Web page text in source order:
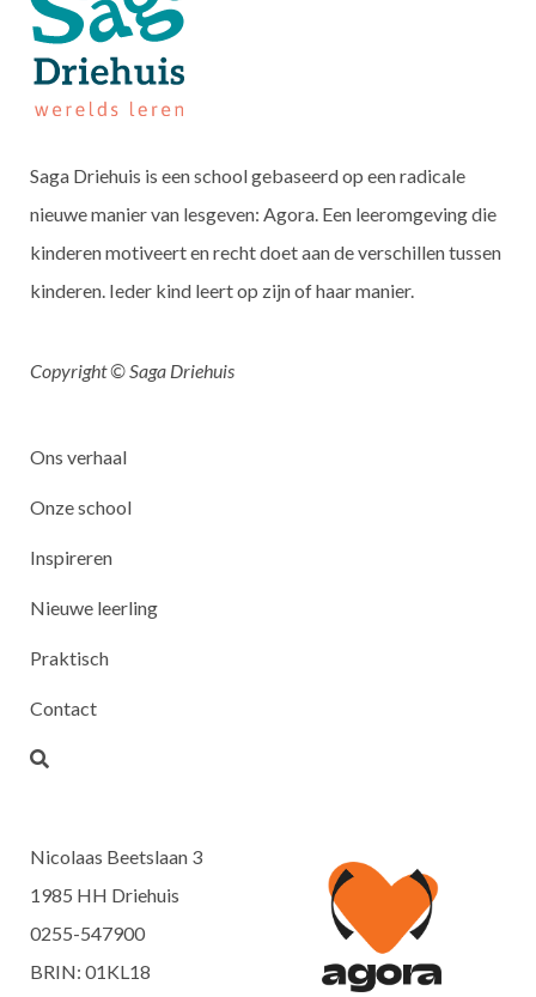
Saga Driehuis is een school gebaseerd op een radicale
nieuwe manier van lesgeven: Agora. Een leeromgeving die
kinderen motiveert en recht doet aan de verschillen tussen
kinderen. Ieder kind leert op zijn of haar manier.
Copyright © Saga Driehuis
Ons verhaal
Onze school
Inspireren
Nieuwe leerling
Praktisch
Contact
Nicolaas Beetslaan 3
1985 HH Driehuis
0255-547900
BRIN: 01KL18